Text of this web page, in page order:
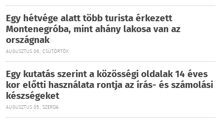
Egy hétvége alatt több turista érkezett
Montenegróba, mint ahány lakosa van az
országnak
AUGUSZTUS 06., CSÜTÖRTÖK
Egy kutatás szerint a közösségi oldalak 14 éves
kor előtti használata rontja az írás- és számolási
készségeket
AUGUSZTUS 05., SZERDA